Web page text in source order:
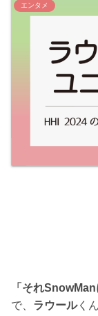
エンタメ
「それ
で、 ラウールくん